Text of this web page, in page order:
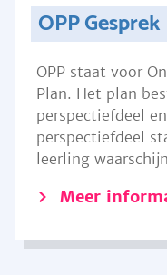
OPP Gesprek
OPP staat voor
Plan. Het plan
perspectiefdeel
perspectiefdeel
leerling
Meer